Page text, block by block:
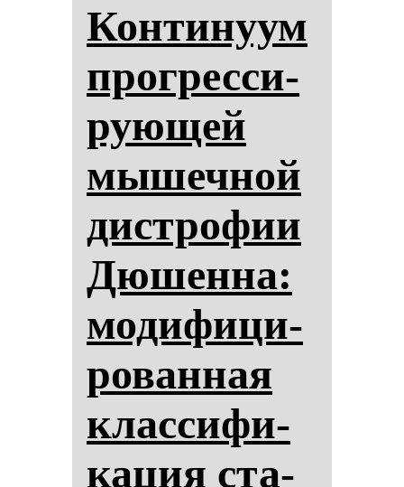
Кон­ти­ну­ум
прог­рес­си­
ру­ющей
мы­шеч­ной
дис­тро­фии
Дю­шен­на:
мо­ди­фи­ци­
ро­ван­ная
клас­си­фи­
ка­ция ста­